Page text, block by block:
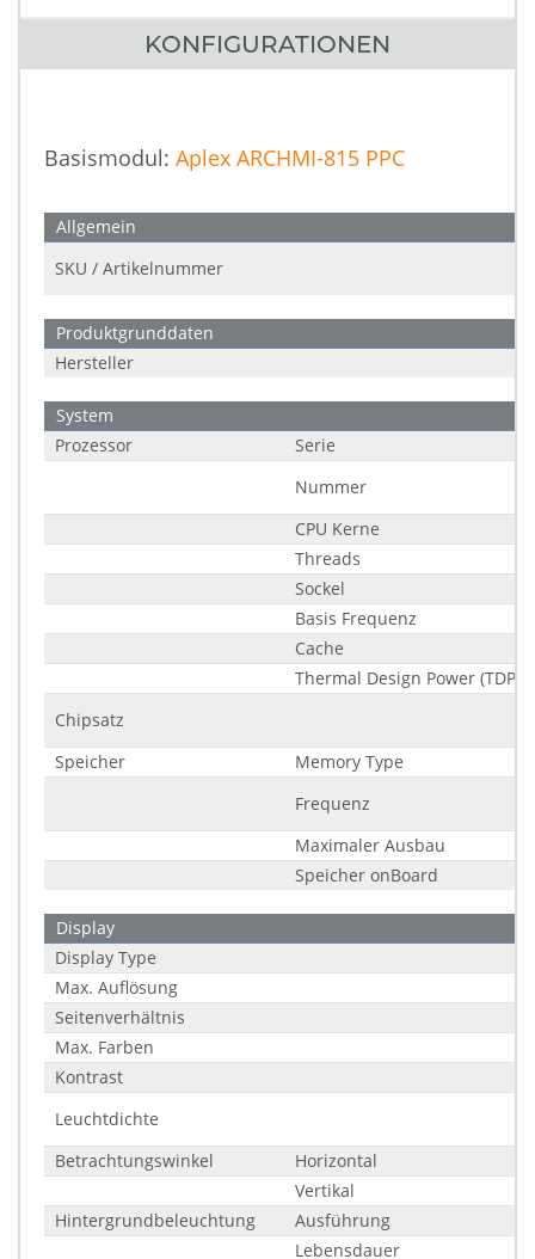
KONFIGURATIONEN
Basismodul: Aplex ARCHMI-815 PPC
Allgemein
SKU / Artikelnummer
Produktgrunddaten
Hersteller
System
Prozessor
Serie
Nummer
CPU Kerne
Threads
Sockel
Basis Frequenz
Cache
Thermal Design Power (TDP)
Chipsatz
Speicher
Memory Type
Frequenz
Maximaler Ausbau
Speicher onBoard
Display
Display Type
Max. Auflösung
Seitenverhältnis
Max. Farben
Kontrast
Leuchtdichte
Betrachtungswinkel
Horizontal
Vertikal
Hintergrundbeleuchtung
Ausführung
Lebensdauer